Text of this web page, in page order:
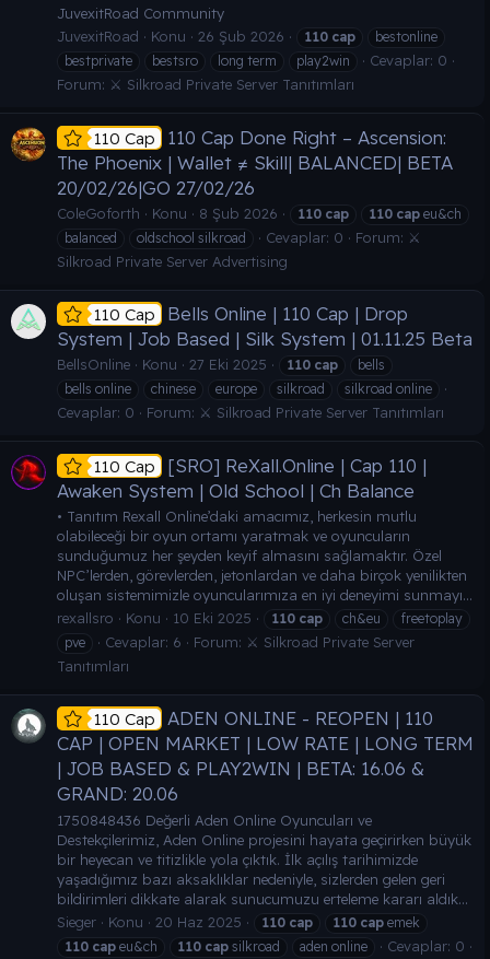
JuvexitRoad Community
JuvexitRoad
Konu 26 Şub 2026 110 cap
bestonline
bestprivate
bestsro long term play2win
Cevaplar: 0
Forum: ⚔️ Silkroad Private Server Tanıtımları
110 Cap
110 Cap Done Right – Ascension:
The Phoenix | Wallet ≠ Skill| BALANCED| BETA
20/02/26|GO 27/02/26
ColeGoforth Konu 8 Şub 2026 110 cap 110 cap eu&ch
balanced
oldschool silkroad Cevaplar: 0 Forum: ⚔️
Silkroad Private Server Advertising
110 Cap
Bells Online | 110 Cap | Drop
System | Job Based | Silk System | 01.11.25 Beta
BellsOnline Konu 27 Eki 2025 110 cap
bells
bells online
chinese europe silkroad silkroad online
Cevaplar: 0 Forum: ⚔️ Silkroad Private Server Tanıtımları
110 Cap
[SRO] ReXall.Online | Cap 110 |
Awaken System | Old School | Ch Balance
• Tanıtım Rexall Online’daki amacımız, herkesin mutlu
olabileceği bir oyun ortamı yaratmak ve oyuncuların
sunduğumuz her şeyden keyif almasını sağlamaktır. Özel
NPC’lerden, görevlerden, jetonlardan ve daha birçok yenilikten
oluşan sistemimizle oyuncularımıza en iyi deneyimi sunmayı...
rexallsro
Konu 10 Eki 2025 110 cap ch&eu
freetoplay
pve
Cevaplar: 6 Forum: ⚔️ Silkroad Private Server
Tanıtımları
110 Cap
ADEN ONLINE - REOPEN | 110
CAP | OPEN MARKET | LOW RATE | LONG TERM
| JOB BASED & PLAY2WIN | BETA: 16.06 &
GRAND: 20.06
1750848436 Değerli Aden Online Oyuncuları ve
Destekçilerimiz, Aden Online projesini hayata geçirirken büyük
bir heyecan ve titizlikle yola çıktık. İlk açılış tarihimizde
yaşadığımız bazı aksaklıklar nedeniyle, sizlerden gelen geri
bildirimleri dikkate alarak sunucumuzu erteleme kararı aldık...
Sieger
Konu 20 Haz 2025 110 cap 110 cap emek
110 cap eu&ch 110 cap silkroad aden online
Cevaplar: 0